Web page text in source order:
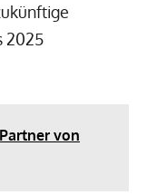
2025
von